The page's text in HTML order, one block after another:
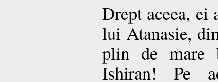
Drept aceea, ei
lui Atanasie,
plin de mare
Ishiran! Pe